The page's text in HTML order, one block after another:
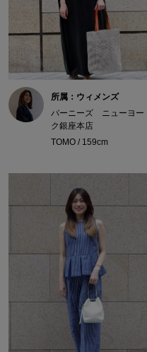
所属：ウィメンズ
バーニーズ ニューヨー
ク銀座本店
TOMO / 159cm